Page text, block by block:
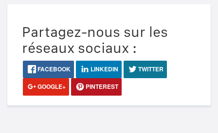
Partagez-nous sur les
réseaux sociaux :
FACEBOOK LINKEDIN
TWITTER
GOOGLE+
PINTEREST